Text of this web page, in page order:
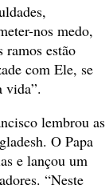
nos medo,
ramos estão
com Ele, se
vida”.
lembrou as
O Papa
e lançou um
“Neste